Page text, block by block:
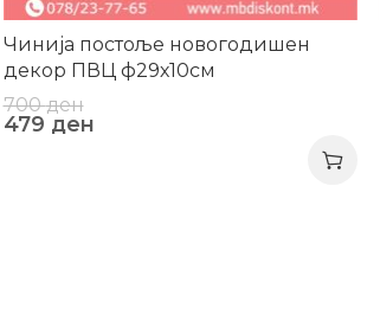
Чинија постоље новогодишен
декор ПВЦ ф29х10см
700ден
479 ден